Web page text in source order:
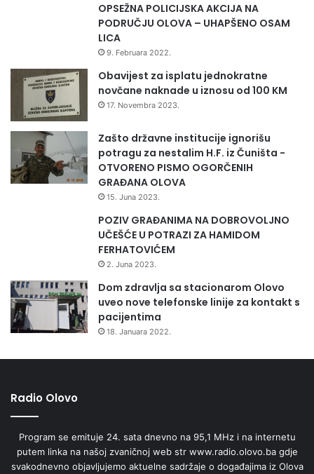
OPSEŽNA POLICIJSKA AKCIJA NA
PODRUČJU OLOVA – UHAPŠENO OSAM
LICA
9. Februara 2022.
Obavijest za isplatu jednokratne
novčane naknade u iznosu od 100 KM
17. Novembra 2023.
Zašto državne institucije ignorišu
potragu za nestalim H.F. iz Čuništa -
OTVORENO PISMO OGORČENIH
GRAĐANA OLOVA
15. Juna 2023.
POZIV GRAĐANIMA NA DOBROVOLJNO
UČEŠĆE U POTRAZI ZA HAMIDOM
FERHATOVIĆEM
2. Juna 2023.
Dom zdravlja sa stacionarom Olovo
uveo nove telefonske linije za kontakt s
pacijentima
18. Januara 2022.
Radio Olovo
Program se emituje 24. sata dnevno na 95,1 MHz i na internetu
putem linka na našoj zvaničnoj web str www.radio.olovo.ba gdje
svakodnevno objavljujemo aktuelne sadržaje o događajima iz Olova